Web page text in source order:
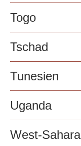
Togo
Tschad
Tunesien
Uganda
West-Sahara